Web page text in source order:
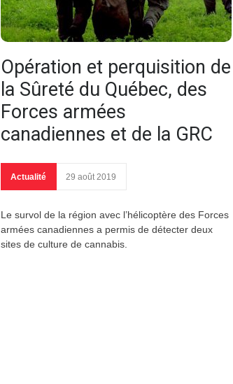
Opération et perquisition de
la Sûreté du Québec, des
Forces armées
canadiennes et de la GRC
Actualité 29 août 2019
Le survol de la région avec l’hélicoptère des Forces
armées canadiennes a permis de détecter deux
sites de culture de cannabis.